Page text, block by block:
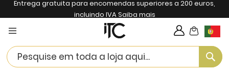
Entrega gratuita para encomendas superiores a 200 euros,
incluindo IVASaiba mais
My Cart